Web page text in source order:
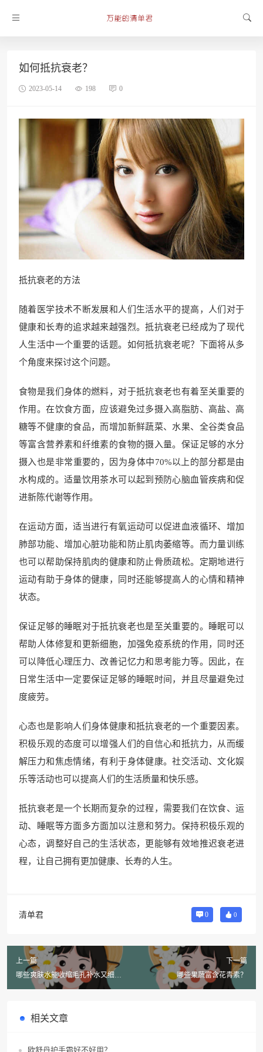
如何抵抗衰老？
2023-05-14 198 0
抵抗衰老的方法
随着医学技术不断发展和人们生活水平的提高，人们对于
健康和长寿的追求越来越强烈。抵抗衰老已经成为了现代
人生活中一个重要的话题。如何抵抗衰老呢？下面将从多
个角度来探讨这个问题。
食物是我们身体的燃料，对于抵抗衰老也有着至关重要的
作用。在饮食方面，应该避免过多摄入高脂肪、高盐、高
糖等不健康的食品，而增加新鲜蔬菜、水果、全谷类食品
等富含营养素和纤维素的食物的摄入量。保证足够的水分
摄入也是非常重要的，因为身体中70%以上的部分都是由
水构成的。适量饮用茶水可以起到预防心脑血管疾病和促
进新陈代谢等作用。
在运动方面，适当进行有氧运动可以促进血液循环、增加
肺部功能、增加心脏功能和防止肌肉萎缩等。而力量训练
也可以帮助保持肌肉的健康和防止骨质疏松。定期地进行
运动有助于身体的健康，同时还能够提高人的心情和精神
状态。
保证足够的睡眠对于抵抗衰老也是至关重要的。睡眠可以
帮助人体修复和更新细胞，加强免疫系统的作用，同时还
可以降低心理压力、改善记忆力和思考能力等。因此，在
日常生活中一定要保证足够的睡眠时间，并且尽量避免过
度疲劳。
心态也是影响人们身体健康和抵抗衰老的一个重要因素。
积极乐观的态度可以增强人们的自信心和抵抗力，从而缓
解压力和焦虑情绪，有利于身体健康。社交活动、文化娱
乐等活动也可以提高人们的生活质量和快乐感。
抵抗衰老是一个长期而复杂的过程，需要我们在饮食、运
动、睡眠等方面多方面加以注意和努力。保持积极乐观的
心态，调整好自己的生活状态，更能够有效地推迟衰老进
程，让自己拥有更加健康、长寿的人生。
清单君 0 0
上一篇
哪些爽肤水能收缩毛孔补水又细
下一篇
哪些果蔬富含花青素？
相关文章
欧舒丹护手霜好不好用？